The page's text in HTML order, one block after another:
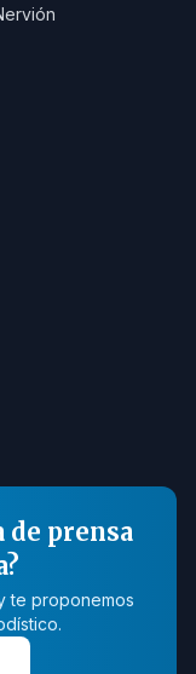
de prensa
te proponemos